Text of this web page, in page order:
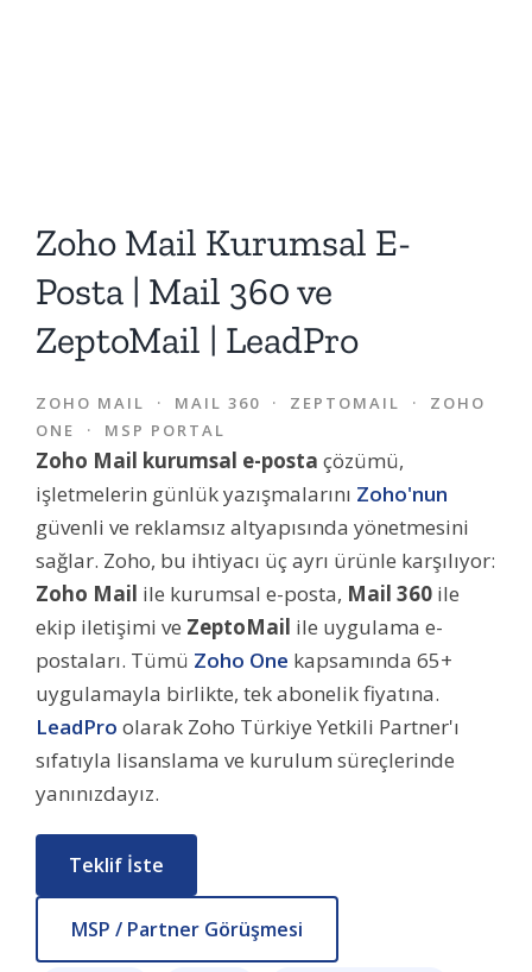
Zoho Mail Kurumsal E-
Posta | Mail 360 ve
ZeptoMail | LeadPro
ZOHO MAIL · MAIL 360 · ZEPTOMAIL · ZOHO
ONE · MSP PORTAL
Zoho Mail kurumsal e-posta çözümü,
işletmelerin günlük yazışmalarını Zoho'nun
güvenli ve reklamsız altyapısında yönetmesini
sağlar. Zoho, bu ihtiyacı üç ayrı ürünle karşılıyor:
Zoho Mail ile kurumsal e-posta, Mail 360 ile
ekip iletişimi ve ZeptoMail ile uygulama e-
postaları. Tümü Zoho One kapsamında 65+
uygulamayla birlikte, tek abonelik fiyatına.
LeadPro olarak Zoho Türkiye Yetkili Partner'ı
sıfatıyla lisanslama ve kurulum süreçlerinde
yanınızdayız.
Teklif İste
MSP / Partner Görüşmesi